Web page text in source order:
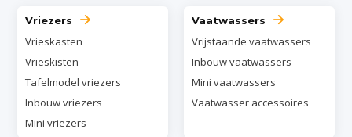
Vriezers
Vrieskasten
Vrieskisten
Tafelmodel vriezers
Inbouw vriezers
Mini vriezers
Vaatwassers
Vrijstaande vaatwassers
Inbouw vaatwassers
Mini vaatwassers
Vaatwasser accessoires